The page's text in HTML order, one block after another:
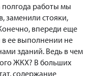
работы мы
заменили стояки,
впереди еще
ее выполнении не
зданий. Ведь в чем
ЖКХ? В больших
содержание